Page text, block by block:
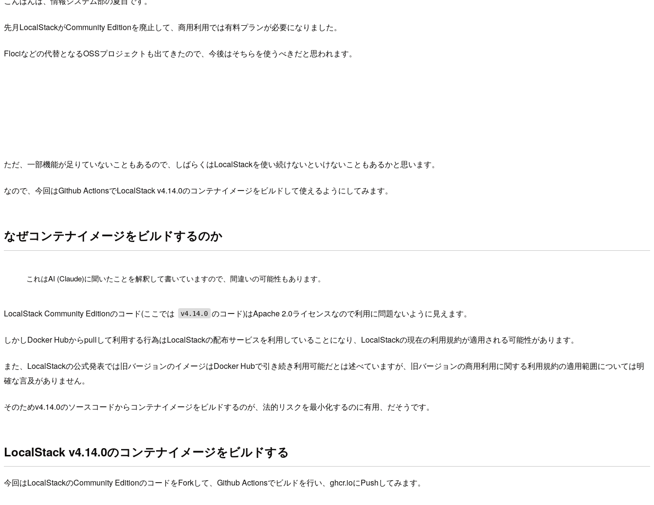
先月LocalStackがCommunity Editionを廃止して、商用利用では有料プランが必要になりました。
Flociなどの代替となるOSSプロジェクトも出てきたので、今後はそちらを使うべきだと思われます。
ただ、一部機能が足りていないこともあるので、しばらくはLocalStackを使い続けないといけないこともあるかと思います。
なので、今回はGithub ActionsでLocalStack v4.14.0のコンテナイメージをビルドして使えるようにしてみます。
なぜコンテナイメージをビルドするのか
これはAI (Claude)に聞いたことを解釈して書いていますので、間違いの可能性もあります。
LocalStack Community Editionのコード(ここでは v4.14.0 のコード)はApache 2.0ライセンスなので利用に問題ないように見えます。
しかしDocker Hubからpullして利用する行為はLocalStackの配布サービスを利用していることになり、LocalStackの現在の利用規約が適用される可能性があります。
また、LocalStackの公式発表では旧バージョンのイメージはDocker Hubで引き続き利用可能だとは述べていますが、旧バージョンの商用利用に関する利用規約の適用範囲については明
確な言及がありません。
そのためv4.14.0のソースコードからコンテナイメージをビルドするのが、法的リスクを最小化するのに有用、だそうです。
LocalStack v4.14.0のコンテナイメージをビルドする
今回はLocalStackのCommunity EditionのコードをForkして、Github Actionsでビルドを行い、ghcr.ioにPushしてみます。